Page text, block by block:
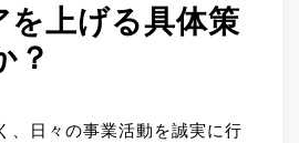
を上げる具体策
？
、日々の事業活動を誠実に行